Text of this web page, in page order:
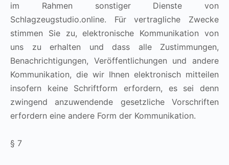
im Rahmen sonstiger Dienste von
Schlagzeugstudio.online. Für vertragliche Zwecke
stimmen Sie zu, elektronische Kommunikation von
uns zu erhalten und dass alle Zustimmungen,
Benachrichtigungen, Veröffentlichungen und andere
Kommunikation, die wir Ihnen elektronisch mitteilen
insofern keine Schriftform erfordern, es sei denn
zwingend anzuwendende gesetzliche Vorschriften
erfordern eine andere Form der Kommunikation.
§ 7